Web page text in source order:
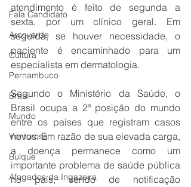
Fala Candidato
Arcoverde
Cultura
Pernambuco
Brasil
Mundo
Venturosa
Buíque
Afogados da Ingazeira
atendimento é feito de segunda a
sexta, por um clínico geral. Em
seguida, se houver necessidade, o
paciente é encaminhado para um
especialista em dermatologia.
Segundo o Ministério da Saúde, o
Brasil ocupa a 2ª posição do mundo
entre os países que registram casos
novos. Em razão de sua elevada carga,
a doença permanece como um
importante problema de saúde pública
no país, sendo de notificação